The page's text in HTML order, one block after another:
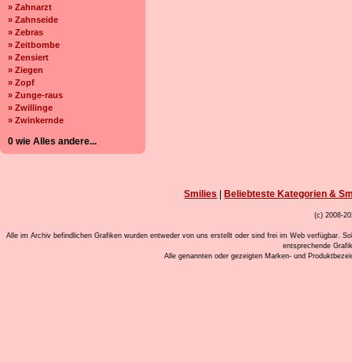
» Zahnarzt
» Zahnseide
» Zebras
» Zeitbombe
» Zensiert
» Ziegen
» Zopf
» Zunge-raus
» Zwillinge
» Zwinkernde
0 wie Alles andere...
Smilies Beliebteste Kategorien &
(c) 2008-
Alle im Archiv befindlichen Grafiken wurden entweder von uns erstellt oder sind frei im Web verfügbar.
entsprechende
Alle genannten oder gezeigten Marken- und